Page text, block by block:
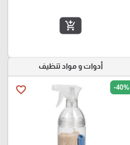
add_shopping_cart
أدوات و مواد تنظيف
favorite_border -40%